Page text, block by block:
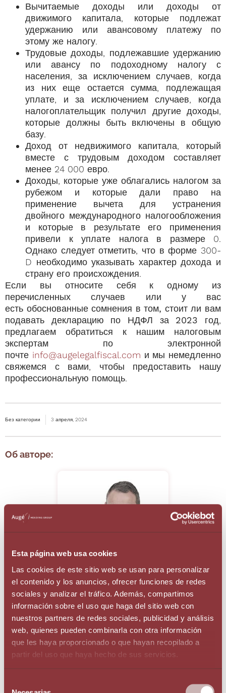
Esta página web usa cookies
Las cookies de este sitio web se usan para personalizar
el contenido y los anuncios, ofrecer funciones de redes
sociales y analizar el tráfico. Además, compartimos
información sobre el uso que haga del sitio web con
nuestros partners de redes sociales, publicidad y análisis
web, quienes pueden combinarla con otra información
que les haya proporcionado o que hayan recopilado a
partir del uso que haya hecho de sus servicios.
Вычитаемые доходы или доходы от
движимого капитала, которые подлежат
удержанию или авансовому платежу по
этому же налогу.
Трудовые доходы, подлежавшие удержанию
или авансу по подоходному налогу с
населения, за исключением случаев, когда
из них еще остается сумма, подлежащая
уплате, и за исключением случаев, когда
налогоплательщик получил другие доходы,
которые должны быть включены в общую
базу.
Доход от недвижимого капитала, который
вместе с трудовым доходом составляет
менее 24 000 евро.
Доходы, которые уже облагались налогом за
рубежом и которые дали право на
применение вычета для устранения
двойного международного налогообложения
и которые в результате его применения
привели к уплате налога в размере 0.
Однако следует отметить, что в форме 300-
D необходимо указывать характер дохода и
страну его происхождения.
Если вы относите себя к одному из
перечисленных случаев или у вас
есть обоснованные сомнения в том, стоит ли вам
подавать декларацию по НДФЛ за 2023 год,
предлагаем обратиться к нашим налоговым
экспертам по электронной
почте info@augelegalfiscal.com и мы немедленно
свяжемся с вами, чтобы предоставить нашу
профессиональную помощь.
Без категории 3 апреля, 2024
Об авторе:
Sr. Pere Augé
CEO